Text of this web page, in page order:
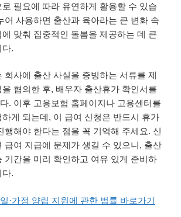
필요에 따라 유연하게 활용할 수 있습
어 사용하면 출산과 육아라는 큰 변화 속
맞춰 집중적인 돌봄을 제공하는 데 큰
다.
회사에 출산 사실을 증빙하는 서류를 제
협의한 후, 배우자 출산휴가 확인서를
. 이후 고용보험 홈페이지나 고용센터를
게 되는데, 이 급여 신청은 반드시 휴가
행해야 한다는 점을 꼭 기억해 주세요. 신
급여 지급에 문제가 생길 수 있으니, 출산
기간을 미리 확인하고 여유 있게 준비하
다.
·가정 양립 지원에 관한 법률 바로가기